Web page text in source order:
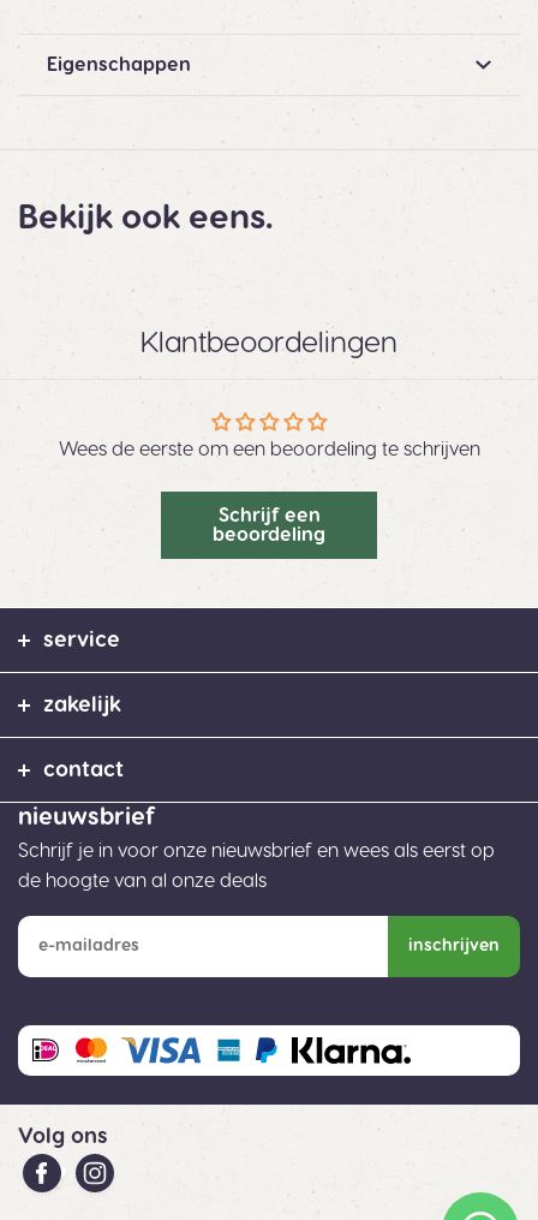
Eigenschappen
Bekijk ook eens.
Klantbeoordelingen
Wees de eerste om een beoordeling te schrijven
Schrijf een
beoordeling
nieuwsbrief
Schrijf je in voor onze nieuwsbrief en wees als eerst op
de hoogte van al onze deals
inschrijven
service
zakelijk
contact
Volg ons